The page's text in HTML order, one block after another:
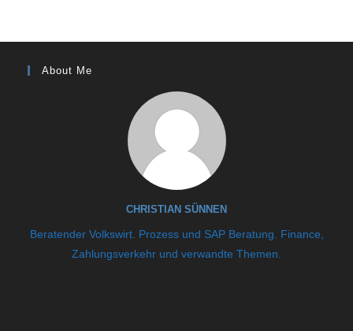
About Me
CHRISTIAN SÜNNEN
Beratender Volkswirt. Prozess und SAP Beratung. Finance,
Zahlungsverkehr und verwandte Themen.